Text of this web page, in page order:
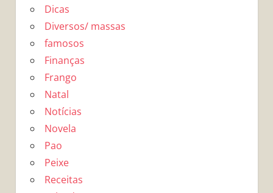
Dicas
Diversos/ massas
famosos
Finanças
Frango
Natal
Notícias
Novela
Pao
Peixe
Receitas